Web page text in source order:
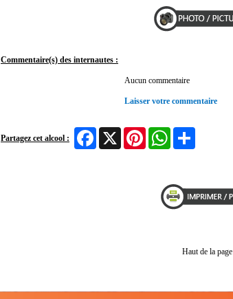
Commentaire(s) des internautes :
Aucun commentaire
Laisser votre commentaire
Partagez cet alcool :
FacebookX Pinterest WhatsApp
Haut de la page